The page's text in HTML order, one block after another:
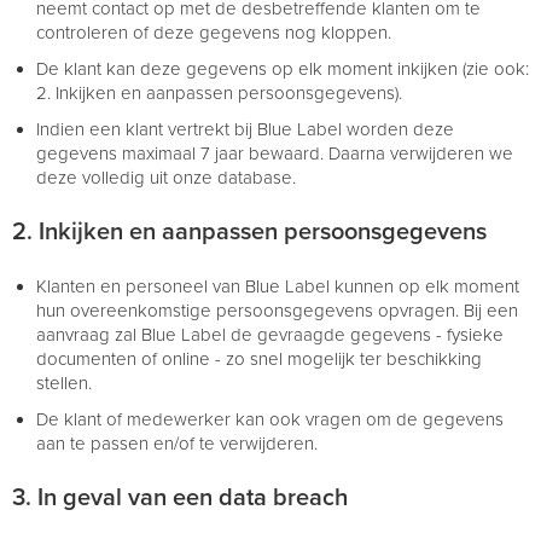
neemt contact op met de desbetreffende klanten om te
controleren of deze gegevens nog kloppen.
De klant kan deze gegevens op elk moment inkijken (zie ook:
2. Inkijken en aanpassen persoonsgegevens).
Indien een klant vertrekt bij Blue Label worden deze
gegevens maximaal 7 jaar bewaard. Daarna verwijderen we
deze volledig uit onze database.
2. Inkijken en aanpassen persoonsgegevens
Klanten en personeel van Blue Label kunnen op elk moment
hun overeenkomstige persoonsgegevens opvragen. Bij een
aanvraag zal Blue Label de gevraagde gegevens - fysieke
documenten of online - zo snel mogelijk ter beschikking
stellen.
De klant of medewerker kan ook vragen om de gegevens
aan te passen en/of te verwijderen.
3. In geval van een data breach